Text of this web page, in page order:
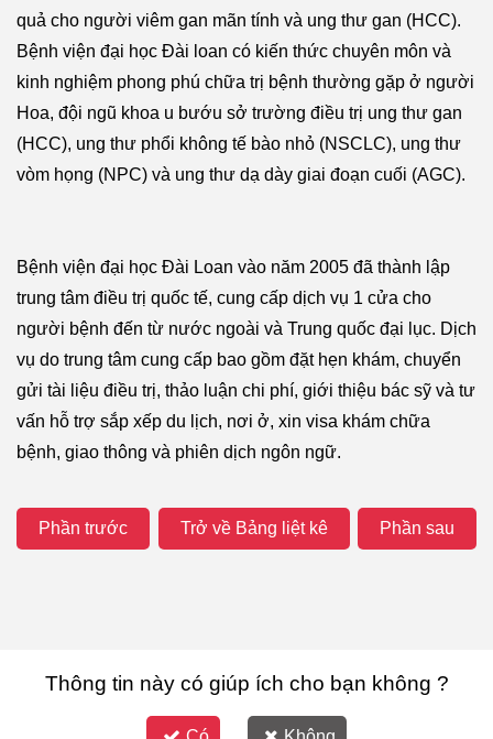
quả cho người viêm gan mãn tính và ung thư gan (HCC).
Bệnh viện đại học Đài loan có kiến thức chuyên môn và
kinh nghiệm phong phú chữa trị bệnh thường gặp ở người
Hoa, đội ngũ khoa u bướu sở trường điều trị ung thư gan
(HCC), ung thư phổi không tế bào nhỏ (NSCLC), ung thư
vòm họng (NPC) và ung thư dạ dày giai đoạn cuối (AGC).
Bệnh viện đại học Đài Loan vào năm 2005 đã thành lập
trung tâm điều trị quốc tế, cung cấp dịch vụ 1 cửa cho
người bệnh đến từ nước ngoài và Trung quốc đại lục. Dịch
vụ do trung tâm cung cấp bao gồm đặt hẹn khám, chuyển
gửi tài liệu điều trị, thảo luận chi phí, giới thiệu bác sỹ và tư
vấn hỗ trợ sắp xếp du lịch, nơi ở, xin visa khám chữa
bệnh, giao thông và phiên dịch ngôn ngữ.
Phần trước Trở về Bảng liệt kê Phần sau
Thông tin này có giúp ích cho bạn không ?